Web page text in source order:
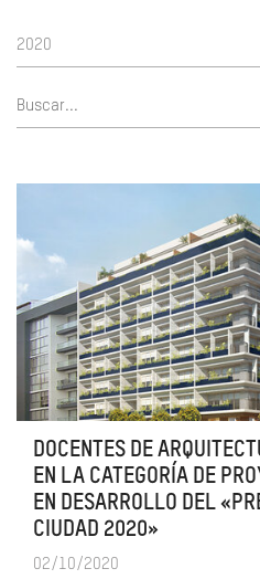
2020
DOCENTES DE
EN LA CATEGORÍA DE
EN DESARROLLO DEL
CIUDAD 2020»
02/10/2020